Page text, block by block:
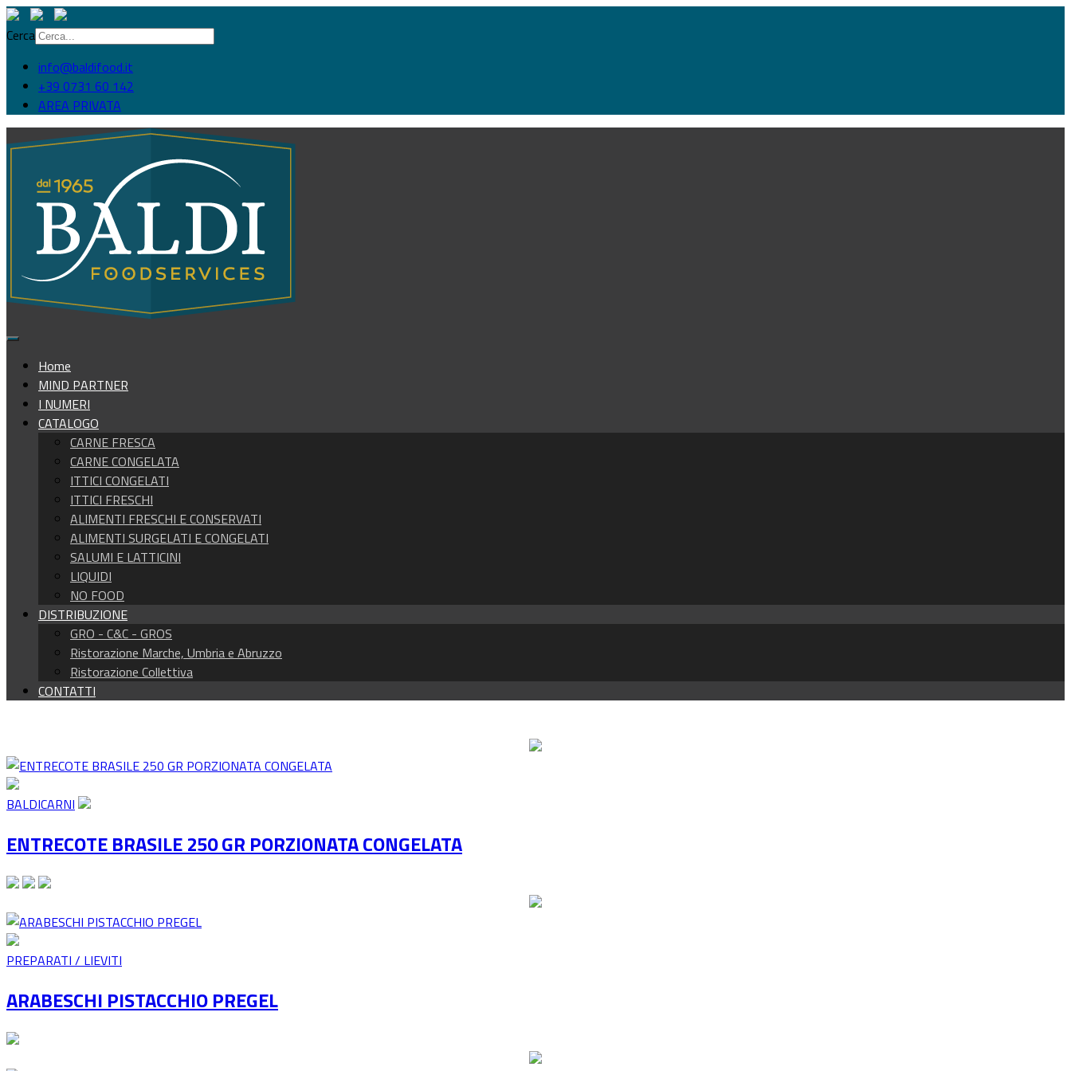
Cerca
info@baldifood.it
+39 0731 60 142
AREA PRIVATA
Home
MIND PARTNER
I NUMERI
CATALOGO
CARNE FRESCA
CARNE CONGELATA
ITTICI CONGELATI
ITTICI FRESCHI
ALIMENTI FRESCHI E CONSERVATI
ALIMENTI SURGELATI E CONGELATI
SALUMI E LATTICINI
LIQUIDI
NO FOOD
DISTRIBUZIONE
GRO - C&C - GROS
Ristorazione Marche, Umbria e Abruzzo
Ristorazione Collettiva
CONTATTI
BALDICARNI
ENTRECOTE BRASILE 250 GR PORZIONATA CONGELATA
PREPARATI / LIEVITI
ARABESCHI PISTACCHIO PREGEL